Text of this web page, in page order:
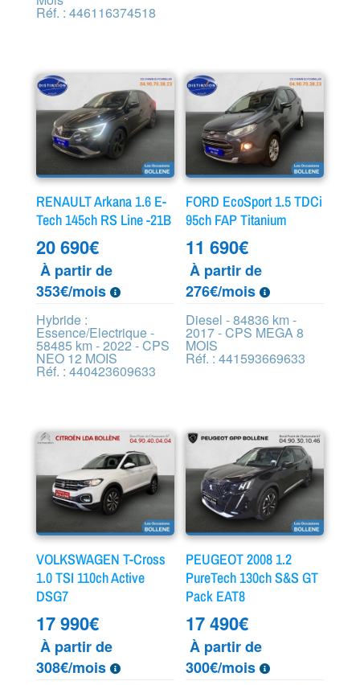
Réf. : 446116374518
RENAULT Arkana 1.6 E-
Tech 145ch RS Line -21B
20 690€
À partir de
353€/mois
Hybride :
Essence/Electrique -
58485 km - 2022 - CPS
NEO 12 MOIS
Réf. : 440423609633
FORD EcoSport 1.5 TDCi
95ch FAP Titanium
11 690€
À partir de
276€/mois
Diesel - 84836 km -
2017 - CPS MEGA 8
MOIS
Réf. : 441593669633
VOLKSWAGEN T-Cross
1.0 TSI 110ch Active
DSG7
17 990€
À partir de
308€/mois
PEUGEOT 2008 1.2
PureTech 130ch S&S GT
Pack EAT8
17 490€
À partir de
300€/mois